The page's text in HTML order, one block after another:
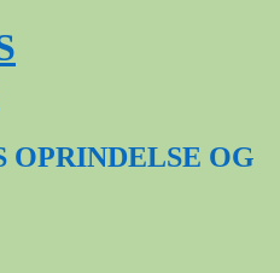
OPRINDELSE OG